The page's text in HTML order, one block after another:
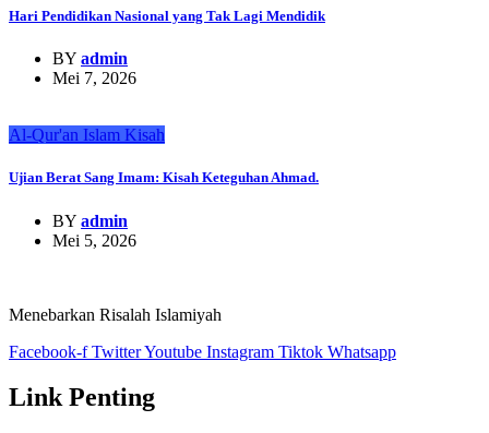
Hari Pendidikan Nasional yang Tak Lagi Mendidik
BY admin
Mei 7, 2026
Al-Qur'an Islam Kisah
Ujian Berat Sang Imam: Kisah Keteguhan Ahmad.
BY admin
Mei 5, 2026
Menebarkan Risalah Islamiyah
Facebook-f TwitterYoutube Instagram Tiktok Whatsapp
Link Penting